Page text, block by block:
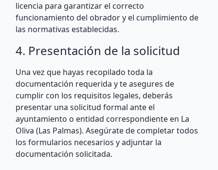
licencia para garantizar el correcto
funcionamiento del obrador y el cumplimiento de
las normativas establecidas.
4. Presentación de la solicitud
Una vez que hayas recopilado toda la
documentación requerida y te asegures de
cumplir con los requisitos legales, deberás
presentar una solicitud formal ante el
ayuntamiento o entidad correspondiente en La
Oliva (Las Palmas). Asegúrate de completar todos
los formularios necesarios y adjuntar la
documentación solicitada.